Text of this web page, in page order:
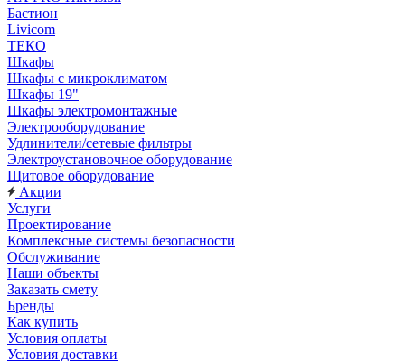
Бастион
Livicom
ТЕКО
Шкафы
Шкафы с микроклиматом
Шкафы 19"
Шкафы электромонтажные
Электрооборудование
Удлинители/сетевые фильтры
Электроустановочное оборудование
Щитовое оборудование
Акции
Услуги
Проектирование
Комплексные системы безопасности
Обслуживание
Наши объекты
Заказать смету
Бренды
Как купить
Условия оплаты
Условия доставки